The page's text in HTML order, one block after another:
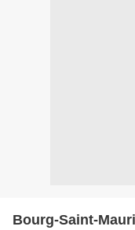
Bourg-Saint-